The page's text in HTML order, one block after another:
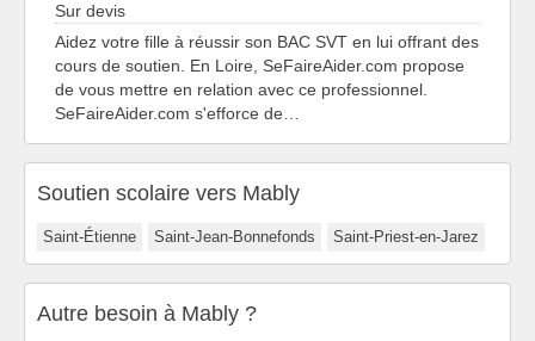
Sur devis
Aidez votre fille à réussir son BAC SVT en lui offrant des
cours de soutien. En Loire, SeFaireAider.com propose
de vous mettre en relation avec ce professionnel.
SeFaireAider.com s'efforce de…
Soutien scolaire vers Mably
Saint-Étienne Saint-Jean-Bonnefonds Saint-Priest-en-Jarez
Autre besoin à Mably ?